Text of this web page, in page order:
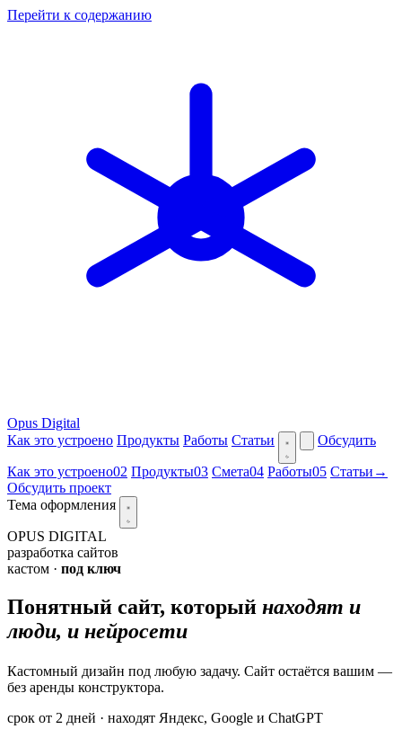
Перейти к содержанию
Opus Digital
Как это устроено Продукты Работы Статьи Обсудить
Как это устроено02 Продукты03 Смета04 Работы05 Статьи →
Обсудить проект
Тема оформления
OPUS DIGITAL
разработка сайтов
кастом · под ключ
Понятный сайт, который находят и
люди, и нейросети
Кастомный дизайн под любую задачу. Сайт остаётся вашим —
без аренды конструктора.
срок от 2 дней · находят Яндекс, Google и ChatGPT